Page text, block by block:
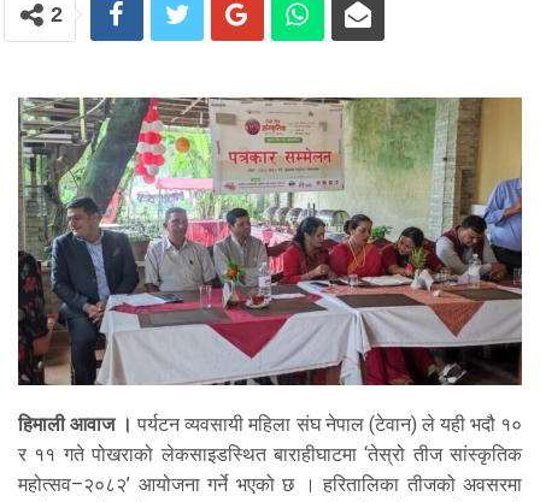
2
हिमाली आवाज । पर्यटन व्यवसायी महिला संघ नेपाल (टेवान) ले यही भदौ १०
र ११ गते पोखराको लेकसाइडस्थित बाराहीघाटमा ‘तेस्रो तीज सांस्कृतिक
महोत्सव–२०८२’ आयोजना गर्ने भएको छ । हरितालिका तीजको अवसरमा